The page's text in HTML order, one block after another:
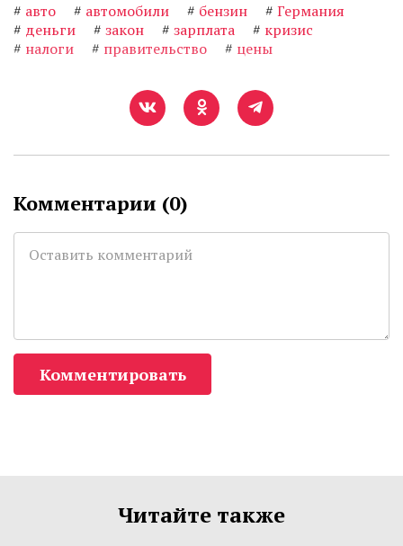
# авто # автомобили # бензин # Германия
# деньги # закон # зарплата # кризис
# налоги # правительство # цены
Комментарии (0)
Комментировать
Читайте также